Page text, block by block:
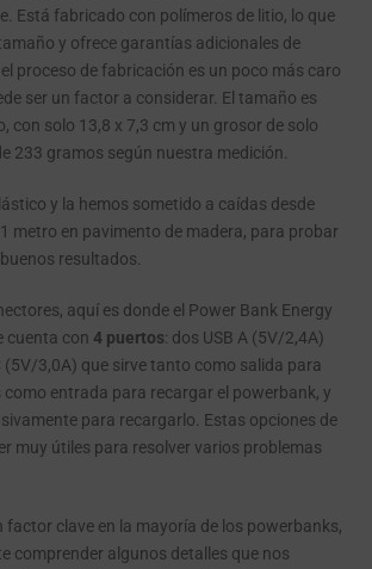
Está fabricado con polímeros de litio, lo que
y ofrece garantías adicionales de
proceso de fabricación es un poco más caro
ser un factor a considerar. El tamaño es
con solo 13,8 x 7,3 cm y un grosor de solo
233 gramos según nuestra medición.
y la hemos sometido a caídas desde
metro en pavimento de madera, para probar
resultados.
aquí es donde el Power Bank Energy
cuenta con 4 puertos: dos USB A (5V/2,4A)
(5V/3,0A) que sirve tanto como salida para
entrada para recargar el powerbank, y
para recargarlo. Estas opciones de
muy útiles para resolver varios problemas
factor clave en la mayoría de los powerbanks,
comprender algunos detalles que nos